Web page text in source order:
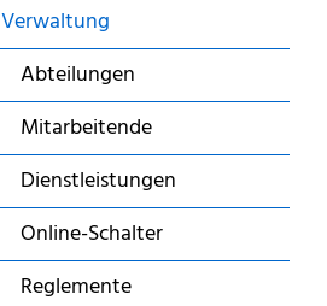
Verwaltung
Abteilungen
Mitarbeitende
Dienstleistungen
Online-Schalter
Reglemente